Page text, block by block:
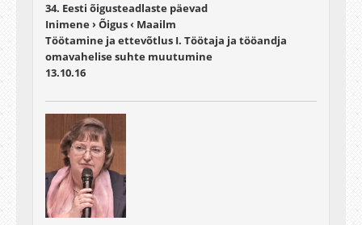
34. Eesti õigusteadlaste päevad
Inimene › Õigus ‹ Maailm
Töötamine ja ettevõtlus I. Töötaja ja tööandja
omavahelise suhte muutumine
13.10.16